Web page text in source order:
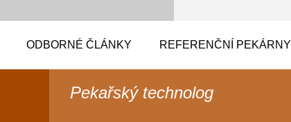
ODBORNÉ ČLÁNKY REFERENČNÍ PEKÁRNY
Pekařský technolog